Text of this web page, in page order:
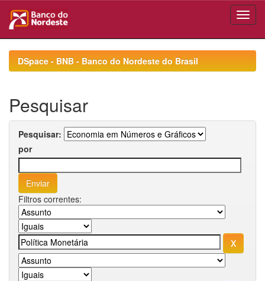
navigationDSpace - BNB - Banco do Nordeste do Brasil
Pesquisar
Pesquisar:
por
Filtros correntes: